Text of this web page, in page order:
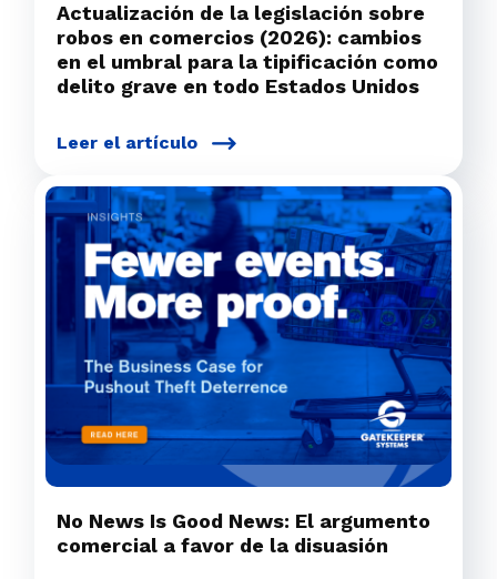
Actualización de la legislación sobre
robos en comercios (2026): cambios
en el umbral para la tipificación como
delito grave en todo Estados Unidos
Leer el artículo
No News Is Good News: El argumento
comercial a favor de la disuasión